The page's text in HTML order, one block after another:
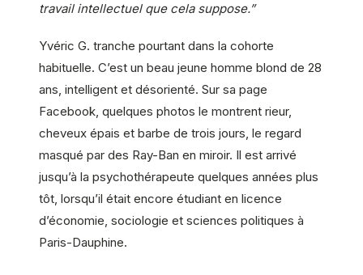
travail intellectuel que cela suppose.”
Yvéric G. tranche pourtant dans la cohorte
habituelle. C’est un beau jeune homme blond de 28
ans, intelligent et désorienté. Sur sa page
Facebook, quelques photos le montrent rieur,
cheveux épais et barbe de trois jours, le regard
masqué par des Ray-Ban en miroir. Il est arrivé
jusqu’à la psychothérapeute quelques années plus
tôt, lorsqu’il était encore étudiant en licence
d’économie, sociologie et sciences politiques à
Paris-Dauphine.